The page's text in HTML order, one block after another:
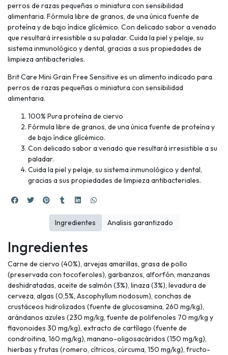
perros de razas pequeñas o miniatura con sensibilidad
alimentaria. Fórmula libre de granos, de una única fuente de
proteína y de bajo índice glícémico. Con delicado sabor a venado
que resultará irresistible a su paladar. Cuida la piel y pelaje, su
sistema inmunológico y dental, gracias a sus propiedades de
limpieza antibacteriales.
Brit Care Mini Grain Free Sensitive es un alimento indicado para
perros de razas pequeñas o miniatura con sensibilidad
alimentaria.
100% Pura proteína de ciervo
Fórmula libre de granos, de una única fuente de proteína y
de bajo índice glícémico.
Con delicado sabor a venado que resultará irresistible a su
paladar.
Cuida la piel y pelaje, su sistema inmunológico y dental,
gracias a sus propiedades de limpieza antibacteriales.
Ingredientes
Carne de ciervo (40%), arvejas amarillas, grasa de pollo
(preservada con tocoferoles), garbanzos, alforfón, manzanas
deshidratadas, aceite de salmón (3%), linaza (3%), levadura de
cerveza, algas (0,5%, Ascophyllum nodosum), conchas de
crustáceos hidrolizados (fuente de glucosamina, 260 mg/kg),
arándanos azules (230 mg/kg, fuente de polifenoles 70 mg/kg y
flavonoides 30 mg/kg), extracto de cartílago (fuente de
condroitina, 160 mg/kg), manano-oligosacáridos (150 mg/kg),
hierbas y frutas (romero, cítricos, cúrcuma, 150 mg/kg), fructo-
Ingredientes Analisis garantizado